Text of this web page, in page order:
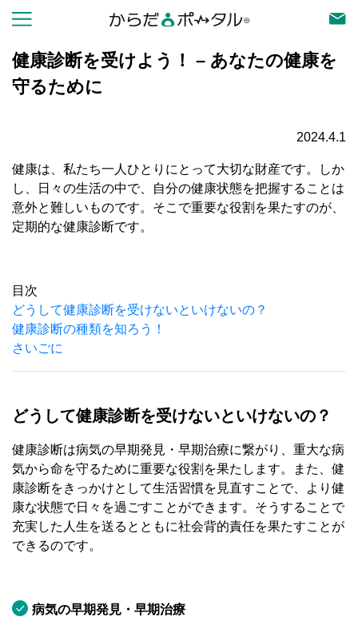
健康診断を受けよう！ – あなたの健康を
守るために
2024.4.1
健康は、私たち一人ひとりにとって大切な財産です。しか
し、日々の生活の中で、自分の健康状態を把握することは
意外と難しいものです。そこで重要な役割を果たすのが、
定期的な健康診断です。
目次
どうして健康診断を受けないといけないの？
健康診断の種類を知ろう！
さいごに
どうして健康診断を受けないといけないの？
健康診断は病気の早期発見・早期治療に繋がり、重大な病
気から命を守るために重要な役割を果たします。また、健
康診断をきっかけとして生活習慣を見直すことで、より健
康な状態で日々を過ごすことができます。そうすることで
充実した人生を送るとともに社会背的責任を果たすことが
できるのです。
病気の早期発見・早期治療